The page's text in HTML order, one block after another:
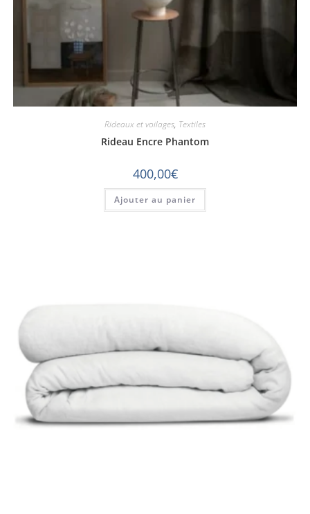
Rideaux et voilages, Textiles
Rideau Encre Phantom
400,00€
Ajouter au panier